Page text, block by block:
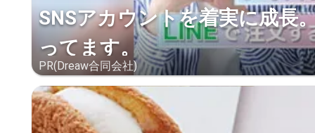
SNSアカウントを着実に成長
ってます。
PR(Dreaw合同会社)